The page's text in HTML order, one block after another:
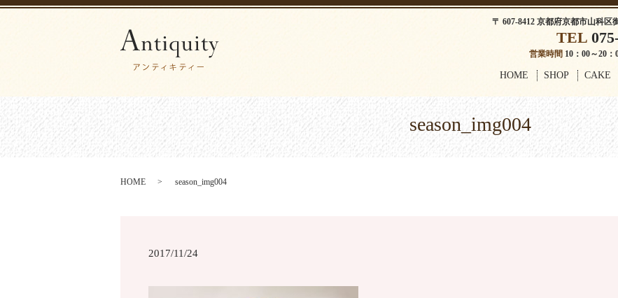
〒 607-8412 京都府京都市山科区
TEL
営業時間 10：00～20：
HOME SHOP CAKE
season_img004
HOME season_img004
2017/11/24